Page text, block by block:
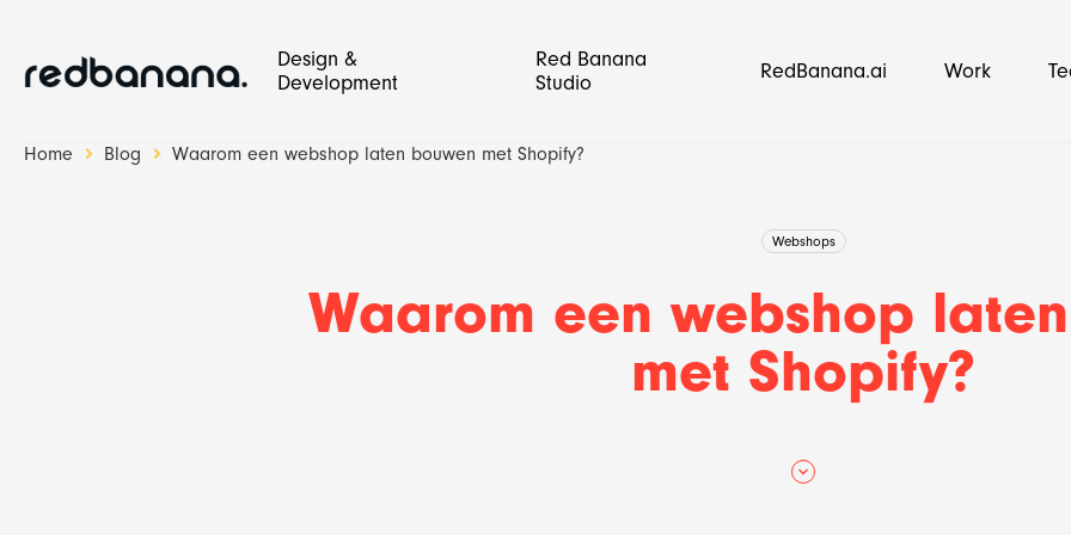
Design &
Development
Design & Development
Lightspeed
Red Banana
Studio
Red Banana Studio
E-mail marketing
RedBanana.ai Work
Home Blog Waarom een webshop laten bouwen met Shopify?
Webshops
Waarom een webshop
met Shopify?